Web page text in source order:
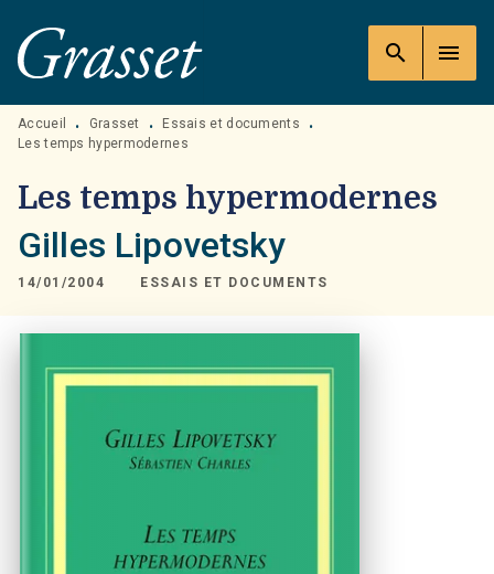
MENU RECHERCHE
PIED DE PAGE
search menu
Accueil • Grasset • Essais et documents
•
Les temps hypermodernes
Les temps hypermodernes
Gilles Lipovetsky
14/01/2004 ESSAIS ET DOCUMENTS